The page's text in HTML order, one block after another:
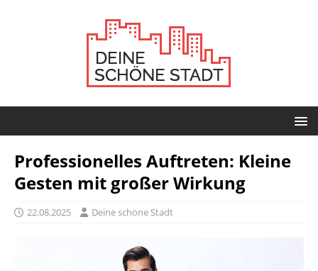
Professionelles Auftreten: Kleine
Gesten mit großer Wirkung
22.08.2025 Deine schöne Stadt